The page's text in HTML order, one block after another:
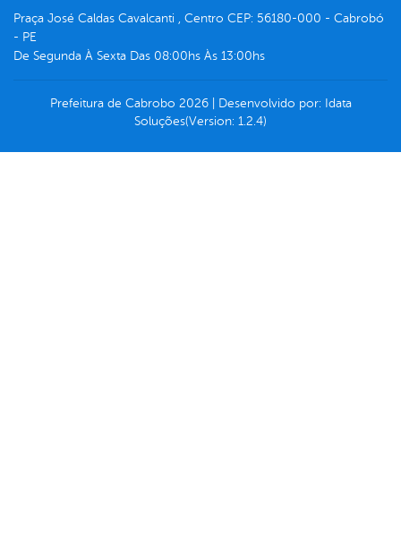
Praça José Caldas Cavalcanti , Centro CEP: 56180-000 - Cabrobó
- PE
De Segunda À Sexta Das 08:00hs Às 13:00hs
Prefeitura de Cabrobo 2026| Desenvolvido por: Idata
Soluções(Version: 1.2.4)